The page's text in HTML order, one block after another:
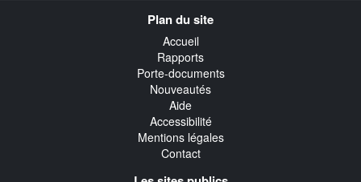
Plan du site
Accueil
Rapports
Porte-documents
Nouveautés
Aide
Accessibilité
Mentions légales
Contact